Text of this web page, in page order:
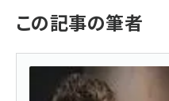
この記事の筆者